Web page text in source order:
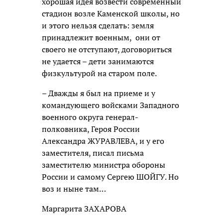
стадион возле Каменской школы, но
и этого нельзя сделать: земля
принадлежит военным, они от
своего не отступают, договориться
не удается – дети занимаются
физкультурой на старом поле.
– Дважды я был на приеме и у
командующего войсками Западного
военного округа генерал-
полковника, Героя России
Александра ЖУРАВЛЕВА, и у его
заместителя, писал письма
заместителю министра обороны
России и самому Сергею ШОЙГУ. Но
воз и ныне там…
Маргарита ЗАХАРОВА